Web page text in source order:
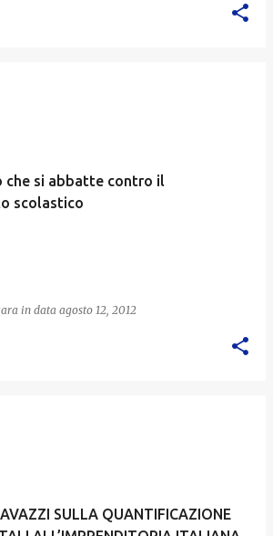
che si abbatte contro il
scolastico
in data agosto 12, 2012
SULLA QUANTIFICAZIONE